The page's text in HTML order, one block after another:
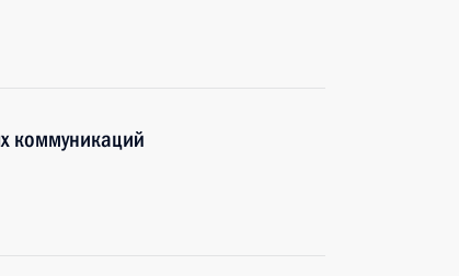
коммуникаций